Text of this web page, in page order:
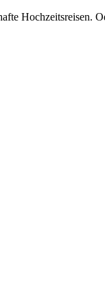
Hochzeitsreisen.